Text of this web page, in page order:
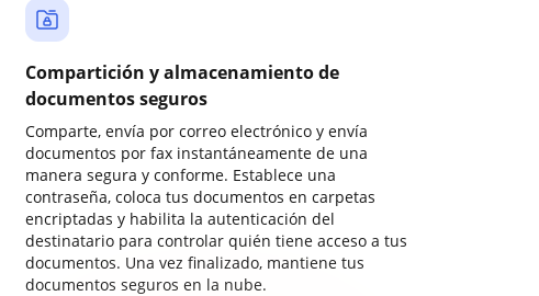
Compartición y almacenamiento de
documentos seguros
Comparte, envía por correo electrónico y envía
documentos por fax instantáneamente de una
manera segura y conforme. Establece una
contraseña, coloca tus documentos en carpetas
encriptadas y habilita la autenticación del
destinatario para controlar quién tiene acceso a tus
documentos. Una vez finalizado, mantiene tus
documentos seguros en la nube.